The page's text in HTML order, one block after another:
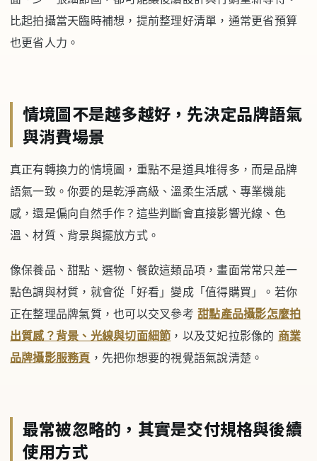
比起拍攝當天臨時補想，提前整理好清單，通常更省預算
也更省人力。
情境圖不是越多越好，先決定品牌語氣
與消費場景
真正有轉換力的情境圖，重點不是道具堆得多，而是品牌
語氣一致。你要的是乾淨高級、溫柔生活感、專業機能
感，還是偏向自然手作？這些判斷會直接影響光線、色
溫、材質、背景與擺放方式。
像保養品、甜點、選物、餐飲這類品項，畫面常常只差一
點色調與材質，就會從「好看」變成「值得購買」。若你
正在整理品牌氣質，也可以交叉參考甜點產品攝影怎麼拍
出質感？背景、光線與切面細節 ，以及艾妃拉影像的 商業
品牌攝影服務頁 ，先把你想要的視覺語氣說清楚。
最常被忽略的，其實是交付規格與後續
使用方式